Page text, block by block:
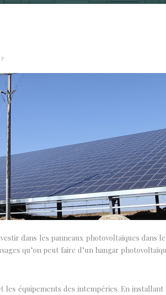
dans les panneaux photovoltaïques
qu’on peut faire d’un hangar
équipements des intempéries. En